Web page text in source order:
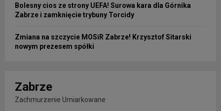
Bolesny cios ze strony UEFA! Surowa kara dla Górnika
Zabrze i zamknięcie trybuny Torcidy
Zmiana na szczycie MOSiR Zabrze! Krzysztof Sitarski
nowym prezesem spółki
Zabrze
Zachmurzenie Umiarkowane